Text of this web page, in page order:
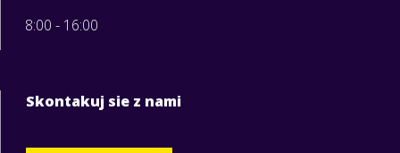
8:00 - 16:00
Skontakuj sie z nami